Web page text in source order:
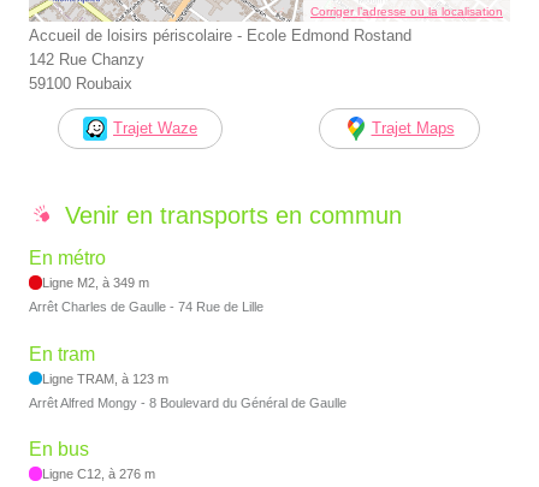
Corriger l’adresse ou la localisation
Accueil de loisirs périscolaire - Ecole Edmond Rostand
142 Rue Chanzy
59100 Roubaix
Trajet Waze Trajet Maps
Venir en transports en commun
En métro
Ligne M2, à 349 m
Arrêt Charles de Gaulle - 74 Rue de Lille
En tram
Ligne TRAM, à 123 m
Arrêt Alfred Mongy - 8 Boulevard du Général de Gaulle
En bus
Ligne C12, à 276 m